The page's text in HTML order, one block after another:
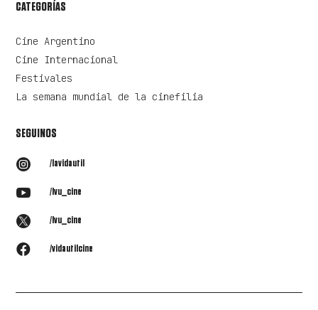
CATEGORÍAS
Cine Argentino
Cine Internacional
Festivales
La semana mundial de la cinefilia
SEGUINOS
 /lavidautil
 /lvu_cine
 /lvu_cine
 /vidautilcine